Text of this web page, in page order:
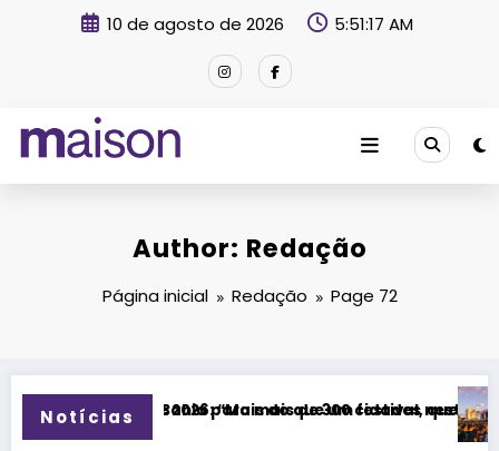
10 de agosto de 2026 5:51:19 AM
Revista Maison
Author: Redação
Página inicial Redação Page 72
Notícias
cidades neste domingo (9)
festival, queremos criar um encontro que transforme
Festival Timbre 2026 transforma